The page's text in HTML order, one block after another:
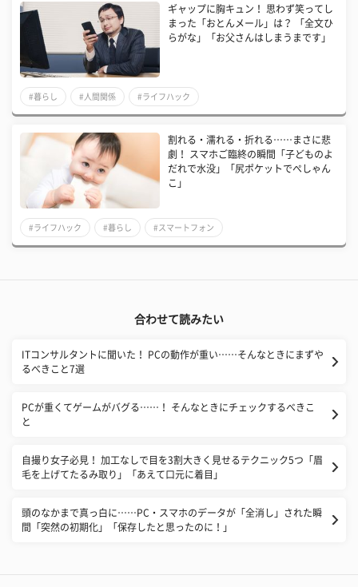
​ギャップに胸キュン！ 思わず笑ってし
まった「おとんメール」は？ 「全文ひ
らがな」「お父さんはしまうまです」
#暮らし #人間関係 #ライフハック
割れる・濡れる・折れる……まさに悲
劇！ スマホご臨終の瞬間「子どものよ
だれで水没」「尻ポケットでぺしゃん
こ」
#ライフハック #暮らし #スマートフォン
合わせて読みたい
ITコンサルタントに聞いた！ PCの動作が重い……そんなときにまずや
るべきこと7選
PCが重くてゲームがバグる……！ そんなときにチェックするべきこ
と
自撮り女子必見！ 加工なしで目を3割大きく見せるテクニック5つ「眉
毛を上げてたるみ取り」「あえて口元に着目」
​頭のなかまで真っ白に……PC・スマホのデータが「全消し」された瞬
間「突然の初期化」「保存したと思ったのに！」